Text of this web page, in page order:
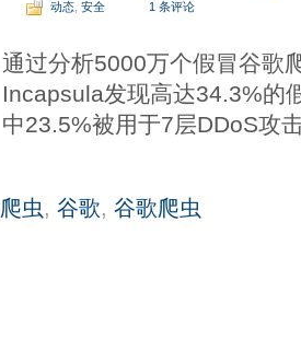
动态 安全 1 条评论
通过分析5000万个假冒谷歌
Incapsula发现高达34.3%的
中23.5%被用于7层DDoS攻
爬虫, 谷歌, 谷歌爬虫